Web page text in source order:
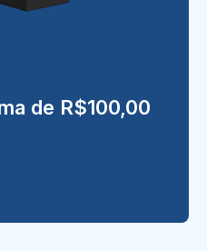
de R$100,00